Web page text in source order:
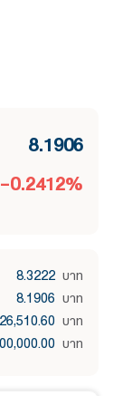
8.1906
-0.2412%
8.3222 บาท
8.1906 บาท
บาท
บาท